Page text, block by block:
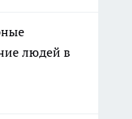
людей в